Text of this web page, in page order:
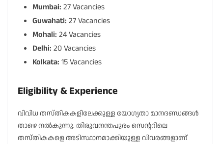
Mumbai: 27 Vacancies
Guwahati: 27 Vacancies
Mohali: 24 Vacancies
Delhi: 20 Vacancies
Kolkata: 15 Vacancies
Eligibility & Experience
വിവിധ തസ്തികകളിലേക്കുള്ള യോഗ്യതാ മാനദണ്ഡങ്ങൾ
താഴെ നൽകുന്നു. തിരുവനന്തപുരം സെന്ററിലെ
തസ്തികകളെ അടിസ്ഥാനമാക്കിയുള്ള വിവരങ്ങളാണ്